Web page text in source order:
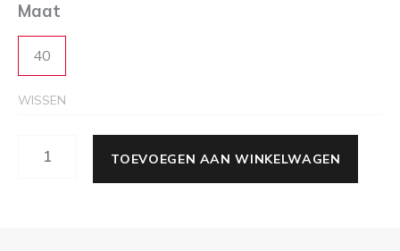
Maat
40
WISSEN
TOEVOEGEN AAN WINKELWAGEN